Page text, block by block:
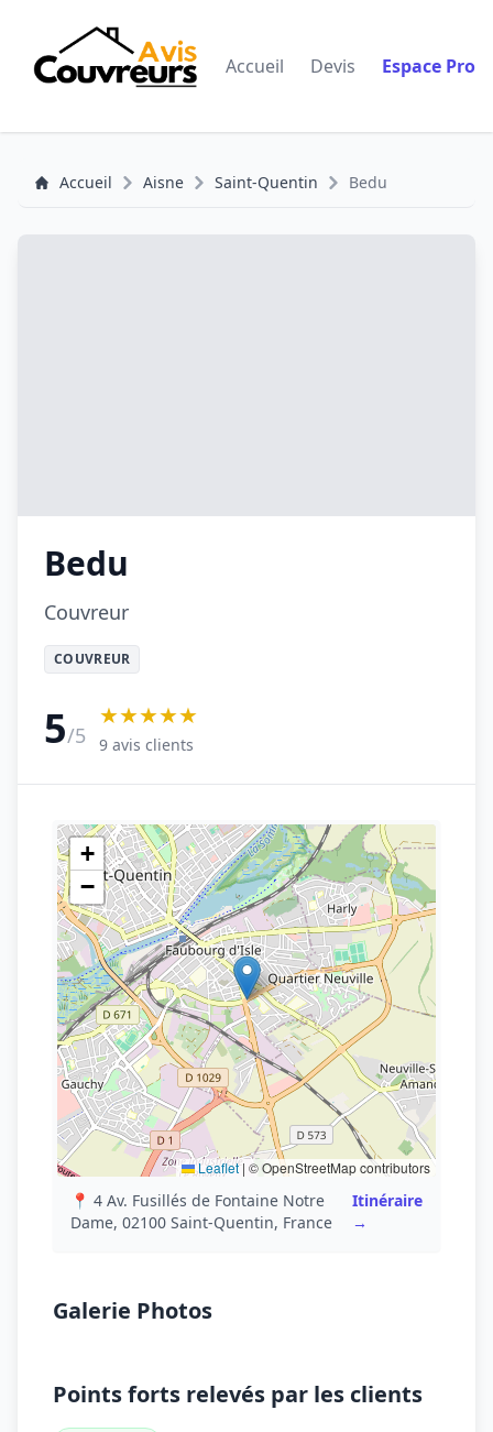
Accueil Devis Espace Pro
Accueil Aisne Saint-Quentin Bedu
Bedu
Couvreur
COUVREUR
5/5
★★★★★
9 avis clients
+
−
Leaflet | © OpenStreetMap contributors
📍 4 Av. Fusillés de Fontaine Notre
Dame, 02100 Saint-Quentin, France
Itinéraire
→
Galerie Photos
Points forts relevés par les clients